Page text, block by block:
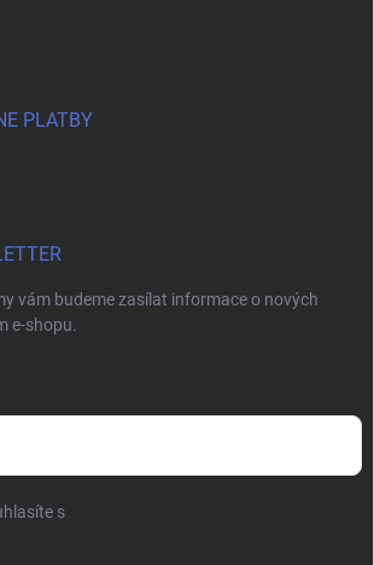
PLATBY
vám budeme zasílat informace o nových
e-shopu.
s